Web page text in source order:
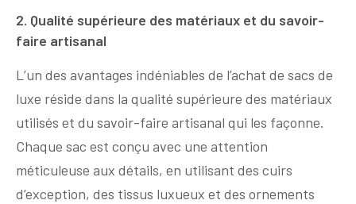
2. Qualité supérieure des matériaux et du savoir-
faire artisanal
L’un des avantages indéniables de l’achat de sacs de
luxe réside dans la qualité supérieure des matériaux
utilisés et du savoir-faire artisanal qui les façonne.
Chaque sac est conçu avec une attention
méticuleuse aux détails, en utilisant des cuirs
d’exception, des tissus luxueux et des ornements